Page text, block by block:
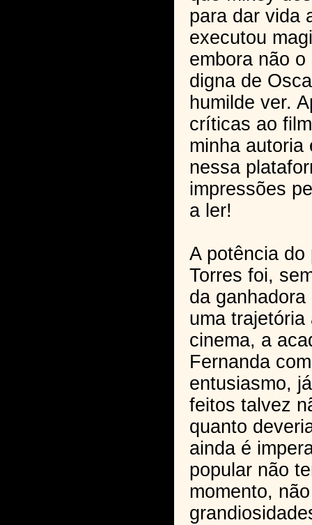
para dar vida
executou
embora não
digna de
humilde ver.
críticas ao
minha autoria
nessa
impressões
a ler!
A potência do
Torres foi,
da
uma trajetória
cinema, a
Fernanda
entusiasmo,
feitos talvez
quanto
ainda é
popular não
momento,